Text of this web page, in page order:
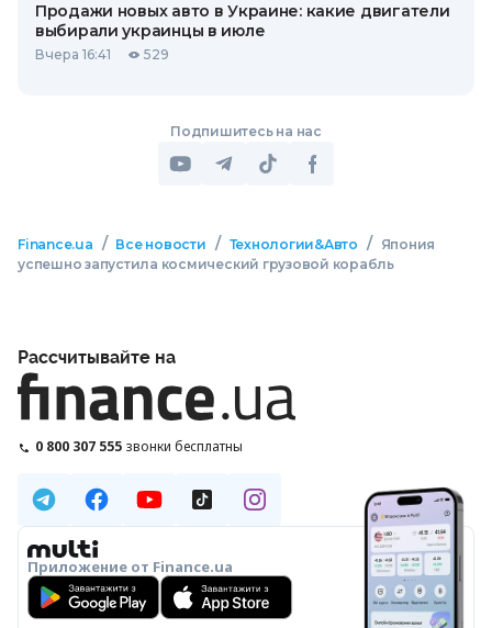
Продажи новых авто в Украине: какие двигатели
выбирали украинцы в июле
Вчера 16:41 529
Подпишитесь на нас
Finance.ua / Все новости / Технологии&Авто /
Япония
успешно запустила космический грузовой корабль
Рассчитывайте на
0 800 307 555 звонки бесплатны
Приложение от Finance.ua